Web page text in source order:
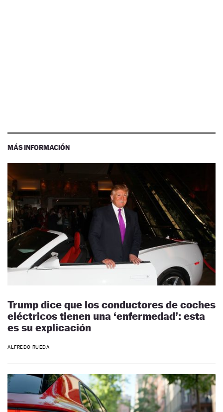
MÁS INFORMACIÓN
Trump dice que los conductores de coches
eléctricos tienen una ‘enfermedad’: esta
es su explicación
ALFREDO RUEDA